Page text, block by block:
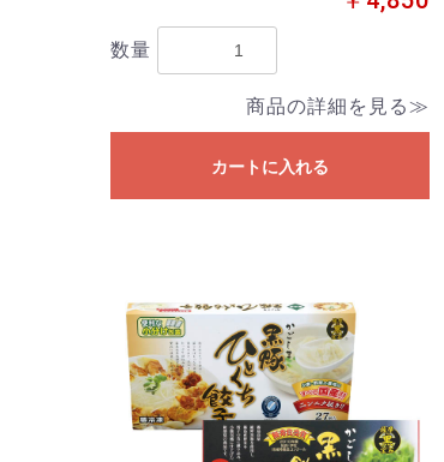
数量
商品の詳細を見る≫
カートに入れる